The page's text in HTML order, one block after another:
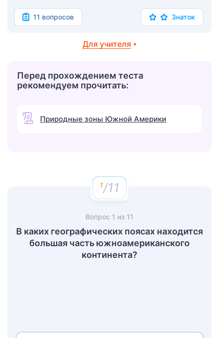
11 вопросов Знаток
Для учителя
Перед прохождением теста
рекомендуем прочитать:
Природные зоны Южной Америки
/11
Вопрос 1 из 11
В каких географических поясах находится
большая часть южноамериканского
континента?